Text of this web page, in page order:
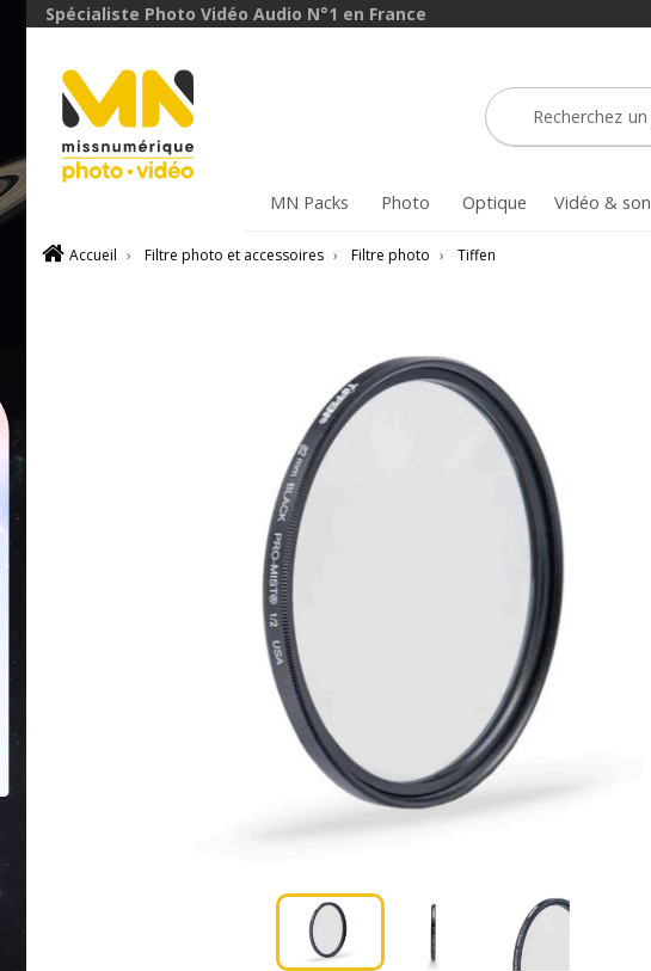
Spécialiste Photo Vidéo Audio N°1 en France
MN Packs Photo Optique Vidéo & son
Accueil › Filtre photo et accessoires › Filtre photo › Tiffen
avec le code
VOIR L'OFFRE VOIR L'OFFRE